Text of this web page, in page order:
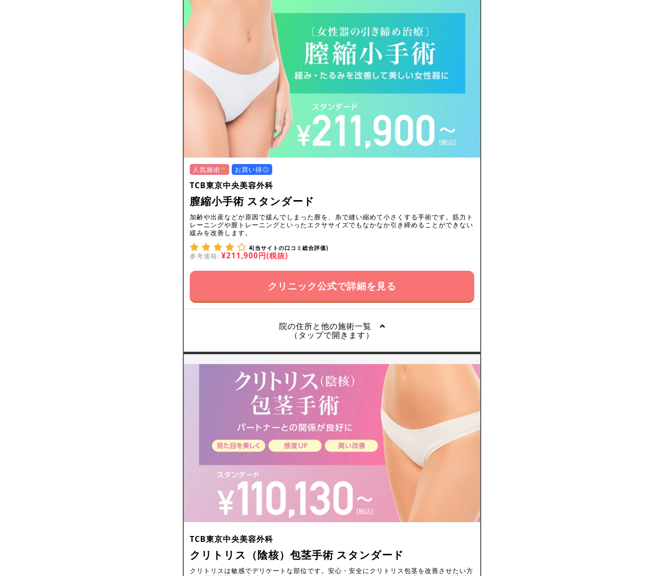
人気施術 お買い得◎
TCB東京中央美容外科
膣縮小手術 スタンダード
加齢や出産などが原因で緩んでしまった膣を、糸で縫い縮めて小さくする手術です。筋力ト
レーニングや膣トレーニングといったエクササイズでもなかなか引き締めることができない
緩みを改善します。
4(当サイトの口コミ総合評価)
参考価格: ¥211,900円(税抜)
クリニック公式で詳細を見る
院の住所と他の施術一覧
（タップで開きます）
TCB東京中央美容外科
クリトリス（陰核）包茎手術 スタンダード
クリトリスは敏感でデリケートな部位です。安心・安全にクリトリス包茎を改善させたい方